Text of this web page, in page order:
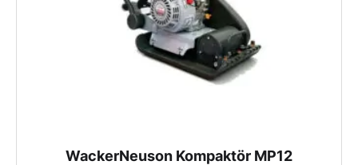
WackerNeuson Kompaktör MP12